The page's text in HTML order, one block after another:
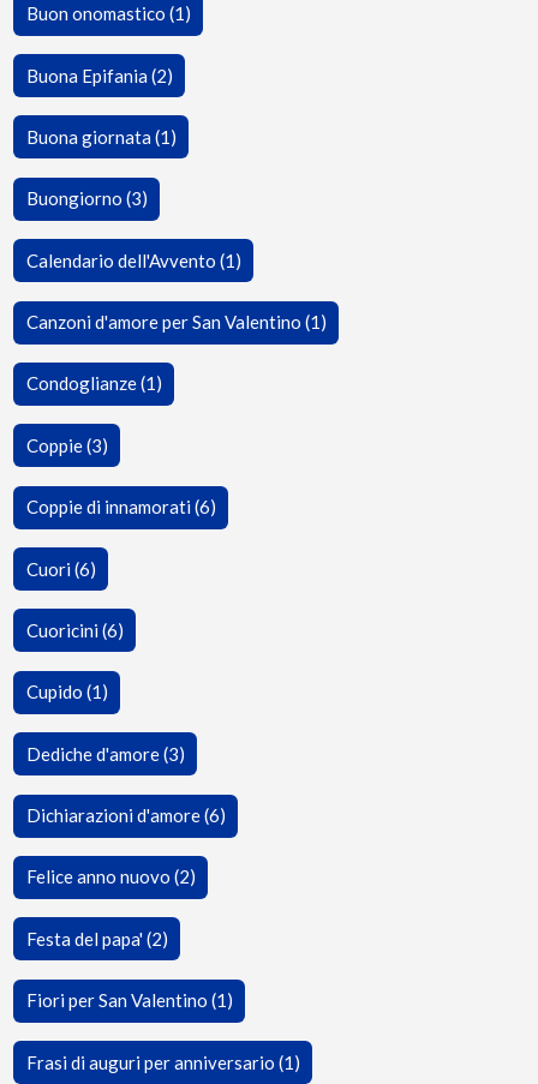
Buon onomastico (1)
Buona Epifania (2)
Buona giornata (1)
Buongiorno (3)
Calendario dell'Avvento (1)
Canzoni d'amore per San Valentino (1)
Condoglianze (1)
Coppie (3)
Coppie di innamorati (6)
Cuori (6)
Cuoricini (6)
Cupido (1)
Dediche d'amore (3)
Dichiarazioni d'amore (6)
Felice anno nuovo (2)
Festa del papa' (2)
Fiori per San Valentino (1)
Frasi di auguri per anniversario (1)